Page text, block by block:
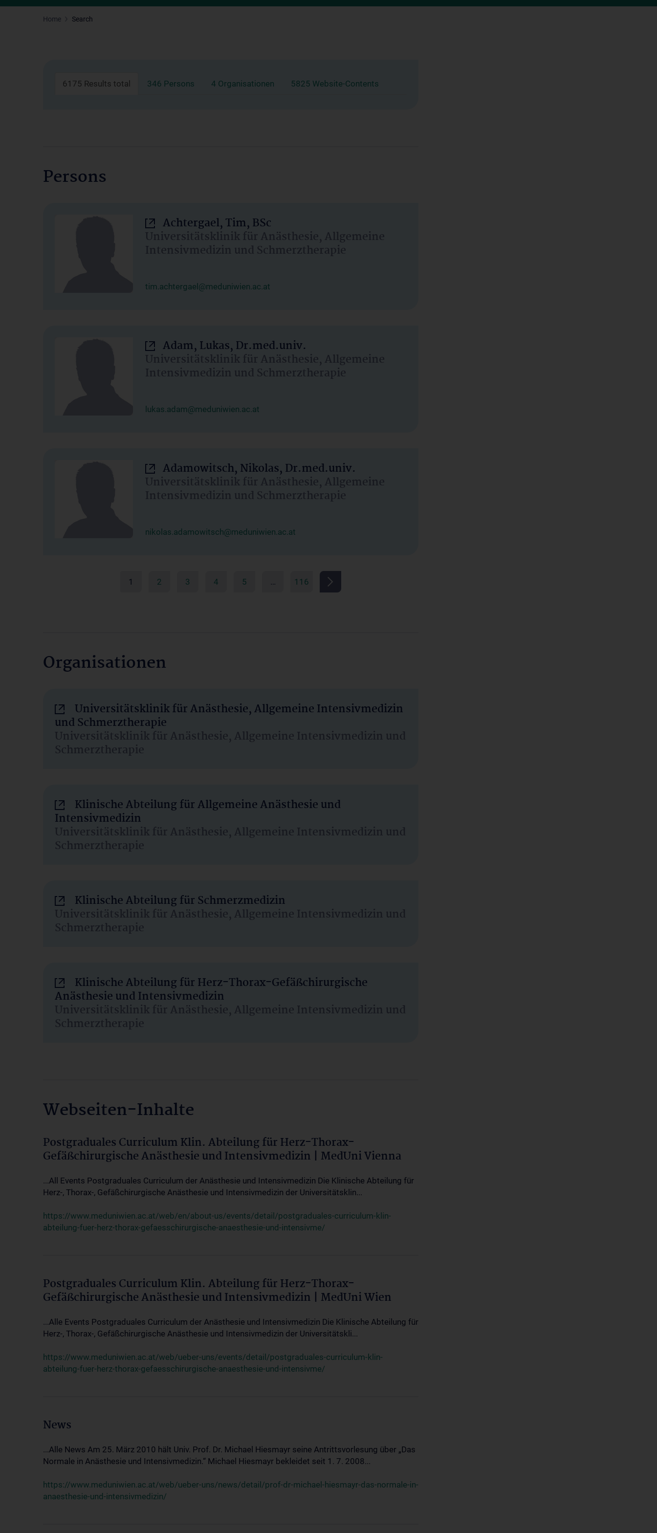
Home Search
6175 Results total 346 Persons 4 Organisationen 5825 Website-Contents
Persons
Achtergael, Tim, BSc
Universitätsklinik für Anästhesie, Allgemeine
Intensivmedizin und Schmerztherapie
tim.achtergael@meduniwien.ac.at
Adam, Lukas, Dr.med.univ.
Universitätsklinik für Anästhesie, Allgemeine
Intensivmedizin und Schmerztherapie
lukas.adam@meduniwien.ac.at
Adamowitsch, Nikolas, Dr.med.univ.
Universitätsklinik für Anästhesie, Allgemeine
Intensivmedizin und Schmerztherapie
nikolas.adamowitsch@meduniwien.ac.at
1 2 3 4 5 … 116
Organisationen
Universitätsklinik für Anästhesie, Allgemeine Intensivmedizin
und Schmerztherapie
Universitätsklinik für Anästhesie, Allgemeine Intensivmedizin und
Schmerztherapie
Klinische Abteilung für Allgemeine Anästhesie und
Intensivmedizin
Universitätsklinik für Anästhesie, Allgemeine Intensivmedizin und
Schmerztherapie
Klinische Abteilung für Schmerzmedizin
Universitätsklinik für Anästhesie, Allgemeine Intensivmedizin und
Schmerztherapie
Klinische Abteilung für Herz-Thorax-Gefäßchirurgische
Anästhesie und Intensivmedizin
Universitätsklinik für Anästhesie, Allgemeine Intensivmedizin und
Schmerztherapie
Webseiten-Inhalte
Postgraduales Curriculum Klin. Abteilung für Herz-Thorax-
Gefäßchirurgische Anästhesie und Intensivmedizin | MedUni Vienna
...All Events Postgraduales Curriculum der Anästhesie und Intensivmedizin Die Klinische Abteilung für
Herz-, Thorax-, Gefäßchirurgische Anästhesie und Intensivmedizin der Universitätsklin...
https://www.meduniwien.ac.at/web/en/about-us/events/detail/postgraduales-curriculum-klin-
abteilung-fuer-herz-thorax-gefaesschirurgische-anaesthesie-und-intensivme/
Postgraduales Curriculum Klin. Abteilung für Herz-Thorax-
Gefäßchirurgische Anästhesie und Intensivmedizin | MedUni Wien
...Alle Events Postgraduales Curriculum der Anästhesie und Intensivmedizin Die Klinische Abteilung für
Herz-, Thorax-, Gefäßchirurgische Anästhesie und Intensivmedizin der Universitätskli...
https://www.meduniwien.ac.at/web/ueber-uns/events/detail/postgraduales-curriculum-klin-
abteilung-fuer-herz-thorax-gefaesschirurgische-anaesthesie-und-intensivme/
News
...Alle News Am 25. März 2010 hält Univ. Prof. Dr. Michael Hiesmayr seine Antrittsvorlesung über „Das
Normale in Anästhesie und Intensivmedizin.“ Michael Hiesmayr bekleidet seit 1. 7. 2008...
https://www.meduniwien.ac.at/web/ueber-uns/news/detail/prof-dr-michael-hiesmayr-das-normale-in-
anaesthesie-und-intensivmedizin/